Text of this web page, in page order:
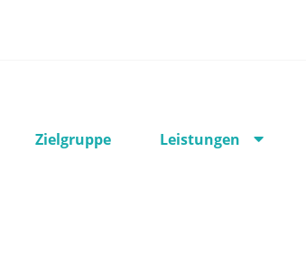
Zielgruppe Leistungen